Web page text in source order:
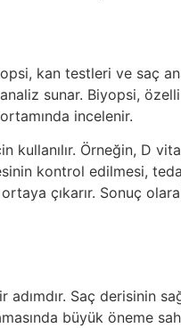
kan testleri ve saç
sunar. Biyopsi,
incelenir.
Örneğin, D
kontrol edilmesi,
ortaya çıkarır. Sonuç
Saç derisinin
büyük öneme